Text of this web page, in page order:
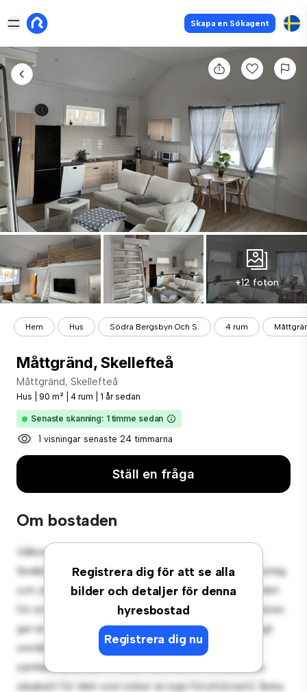
Skapa en Sökagent
+12 foton
Hem Hus Södra Bergsbyn Och S. 4 rum
Måttgränd, Skellefteå
Måttgränd, Skellefteå
Hus 90 m² 4 rum 1 år sedan
Senaste skanning: 1 timme sedan
1 visningar senaste 24 timmarna
Ställ en fråga
Om bostaden
Registrera dig för att se alla
bilder och detaljer för denna
hyresbostad
Registrera dig nu
Välkommen till din nya förortsoas på Måttgränd,
Skellefteå! Detta charmiga 4-rumshus erbjuder en rymlig
och välkomnande miljö. Den stora bakgården är perfekt
för utomhussammankomster, och den mysiga interiören
ger en bekväm tillflyktsort. Beläget i ett familjevänligt
område, har du tillgång till parker, skolor och
samhällsfaciliteter. Prisvärt till 13 000 kr är detta hus
idealiskt för dem som söker en lugn förortslivsstil. Boka